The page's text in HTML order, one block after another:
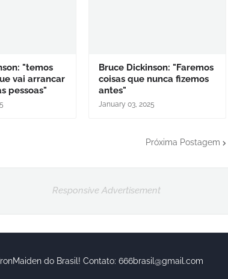
"temos
vai arrancar
pessoas"
Bruce Dickinson: "Faremos
coisas que nunca fizemos
antes"
January 03, 2025
Próxima Postagem
Responsive Advertisement
do Brasil! Contato: 666brasil@gmail.com